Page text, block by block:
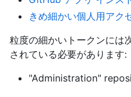
きめ細かい個人用アク
粒度の細かいトークンには
されている必要があります:
"Administration"